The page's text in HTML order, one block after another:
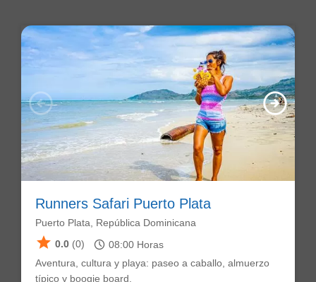
arrow_circle_left arrow_circle_right
Runners Safari Puerto Plata
Puerto Plata, República Dominicana
star 0.0 (0) schedule 08:00 Horas
Aventura, cultura y playa: paseo a caballo, almuerzo
típico y boogie board.